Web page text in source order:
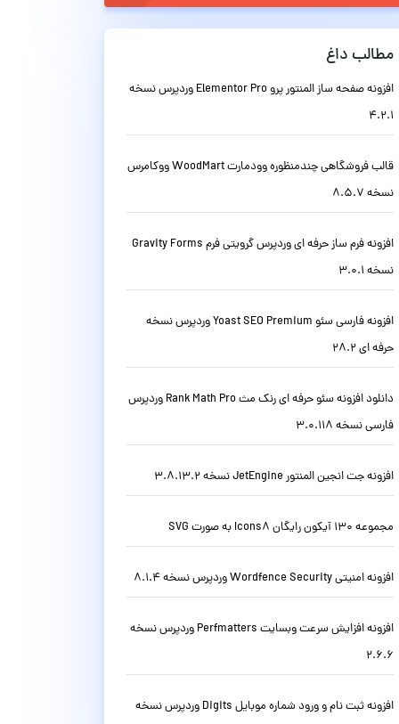
مطالب داغ
افزونه صفحه ساز المنتور پرو Elementor Pro وردپرس نسخه
4.2.1
قالب فروشگاهی چندمنظوره وودمارت WoodMart ووکامرس
نسخه 8.5.7
افزونه فرم ساز حرفه ای وردپرس گرویتی فرم Gravity Forms
نسخه 3.0.1
افزونه فارسی سئو Yoast SEO Premium وردپرس نسخه
حرفه ای 28.2
دانلود افزونه سئو حرفه ای رنک مث Rank Math Pro وردپرس
فارسی نسخه 3.0.118
افزونه جت انجین المنتور JetEngine نسخه 3.8.13.2
مجموعه 130 آیکون رایگان Icons8 به صورت SVG
افزونه امنیتی Wordfence Security وردپرس نسخه 8.1.4
افزونه افزایش سرعت وبسایت Perfmatters وردپرس نسخه
2.6.6
افزونه ثبت نام و ورود شماره موبایل Digits وردپرس نسخه